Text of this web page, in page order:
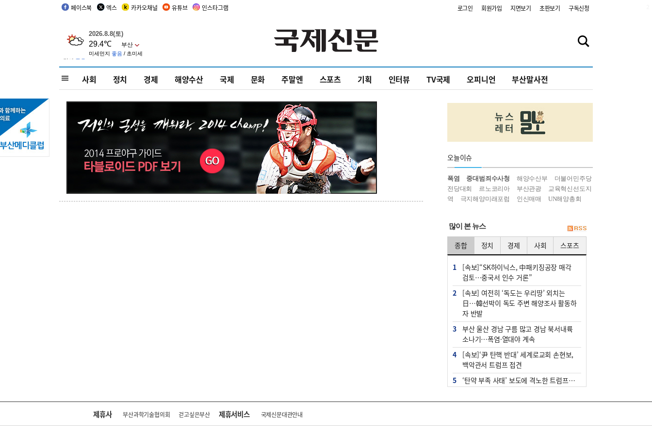
페이스북 엑스 카카오채널 유튜브 인스타그램 로그인 회원가입 지면보기 초판보기 구독신청
사회 정치 경제 해양수산 국제 문화 주말엔 스포츠 기획 인터뷰 TV국제 오피니언 부산말사전
오늘이슈
폭염 중대범죄수사청 해양수산부
더불어민주당
전당대회
르노코리아 부산관광
교육혁신선도지
역
극지해양미래포럼 인신매매 UN해양총회
많이 본 뉴스
종합 정치 경제 사회 스포츠
1
[속보]“SK하이닉스, 中패키징공장 매각
검토…중국서 인수 거론”
2
[속보] 여전히 ‘독도는 우리땅’ 외치는
日…韓선박이 독도 주변 해양조사 활동하
자 반발
3
부산 울산 경남 구름 많고 경남 북서내륙
소나기…폭염·열대야 계속
4
[속보]‘尹 탄핵 반대’ 세계로교회 손현보,
백악관서 트럼프 접견
5
‘탄약 부족 사태’ 보도에 격노한 트럼프…
제휴사 부산과학기술협의회 걷고싶은부산 제휴서비스 국제신문대관안내